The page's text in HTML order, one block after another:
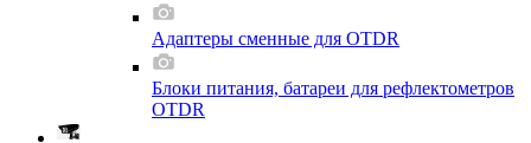
Адаптеры сменные для OTDR
Блоки питания, батареи для рефлектометров
OTDR